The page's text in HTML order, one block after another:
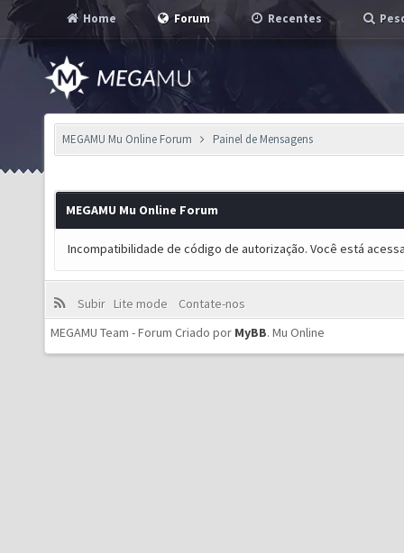
Home Forum Recentes
MEGAMU Mu Online Forum Painel de Mensagens
MEGAMU Mu Online Forum
Incompatibilidade de código de autorização. Você está
Subir Lite mode
Contate-nos
MEGAMU Team - Forum Criado por MyBB. Mu Online